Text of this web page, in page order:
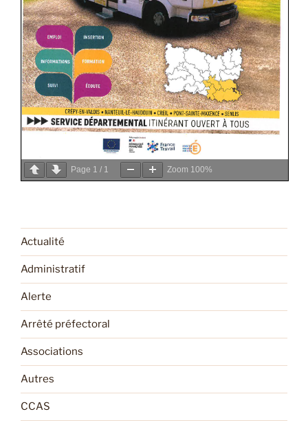
Page 1 / 1 Zoom 100%
Actualité
Administratif
Alerte
Arrêté préfectoral
Associations
Autres
CCAS